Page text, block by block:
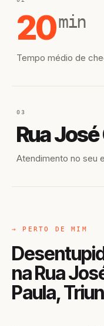
20min
Tempo médio de
03
Atendimento no seu
→ PERTO DE MIM
na Rua
Paula,